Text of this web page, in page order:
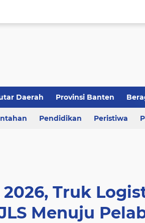
Daerah Provinsi Banten
Banten Berita Daerah Kriminal
Pendidikan Peristiwa
Truk
Menuju